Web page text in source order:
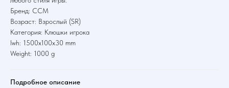
Бренд: CCM
Возраст: Взрослый (SR)
Категория: Клюшки игрока
lwh: 1500x100x30 mm
Weight: 1000 g
Подробное описание